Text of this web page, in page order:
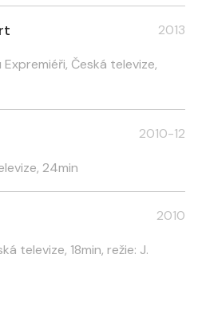
2013
Česká televize,
2010-12
24min
2010
televize, 18min, režie: J.